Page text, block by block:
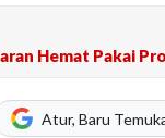
Hemat Pakai
Atur, Baru